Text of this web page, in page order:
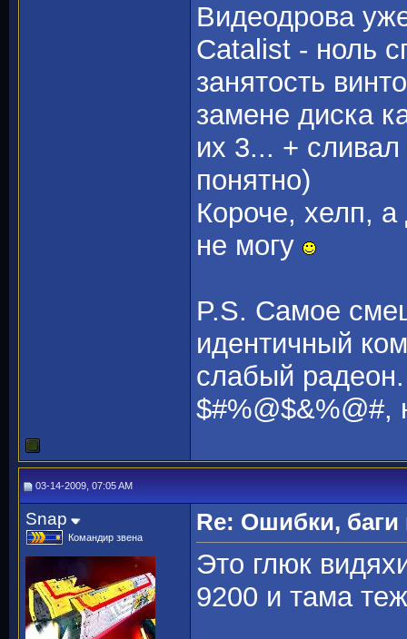
Видеодрова
Catalist - ноль
занятость
замене диска
их 3... +
понятно)
Короче, хелп,
не могу
P.S. Самое
идентичный
слабый
$#%@$&%@#,
03-14-2009, 07:05 AM
Snap
Командир звена
Re: Ошибки, баги
Это глюк
9200 и тама